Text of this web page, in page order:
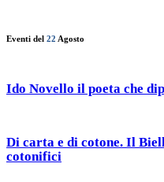
Eventi del 22 Agosto
Ido Novello il poeta che
Di carta e di cotone. Il
cotonifici